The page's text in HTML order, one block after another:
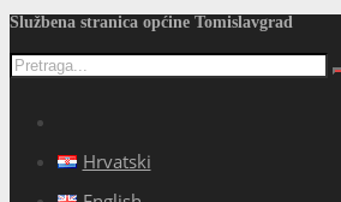
Službena stranica općine Tomislavgrad
Hrvatski